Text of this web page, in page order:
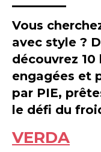
Vous
avec style ?
découvrez
engagées et
par PIE,
le défi du
VERDA